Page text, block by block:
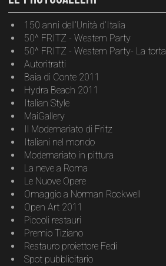
150 anni dell’Unità d’Italia
50^ FRITZ - Western Party
50^ FRITZ - Western Party- La torta
Autoritratti
Baia di Conte 2011
Hydra Beach 2011
Italian Style
MaiGallery
Il Modernariato di Fritz
Italiani nel mondo
Modernariato in pittura
La neve a Roma
Le Nuove Opere
Omaggio a Norman Rockwell
Open Art 2011
Piccoli restauri
Premio Tiziano
Restauro proiettore Fedi
Spot pubblicitario